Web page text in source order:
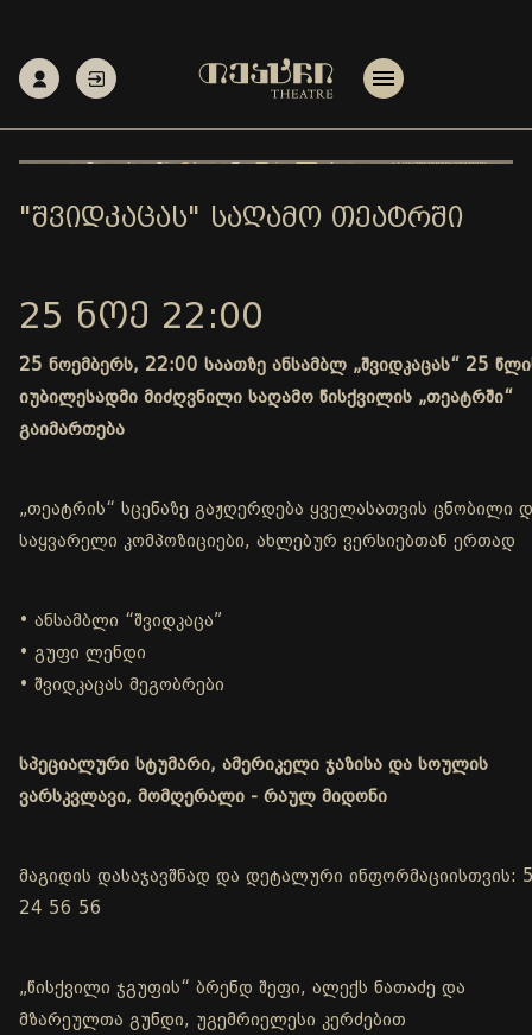
"ᲨᲕᲘᲓᲙᲐᲪᲐᲡ" ᲡᲐᲦᲐᲛᲝ ᲗᲔᲐᲢᲠᲨᲘ
25 ᲜᲝᲔ 22:00
25 ნოემბერს, 22:00 საათზე ანსამბლ „შვიდკაცას“ 25
იუბილესადმი მიძღვნილი საღამო წისქვილის „თეატრში“
გაიმართება
„თეატრის“ სცენაზე გაჟღერდება ყველასათვის ცნობილი
საყვარელი კომპოზიციები, ახლებურ ვერსიებთან ერთად
• ანსამბლი “შვიდკაცა”
• გუფი ლენდი
• შვიდკაცას მეგობრები
სპეციალური სტუმარი, ამერიკელი ჯაზისა და სოულის
ვარსკვლავი, მომღერალი - რაულ მიდონი
მაგიდის დასაჯავშნად და დეტალური ინფორმაციისთვის:
24 56 56
„წისქვილი ჯგუფის“ ბრენდ შეფი, ალექს ნათაძე და
მზარეულთა გუნდი, უგემრიელესი კერძებით